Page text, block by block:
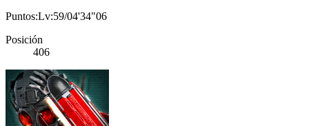
Puntos:Lv:59/04'34"06
Posición
406